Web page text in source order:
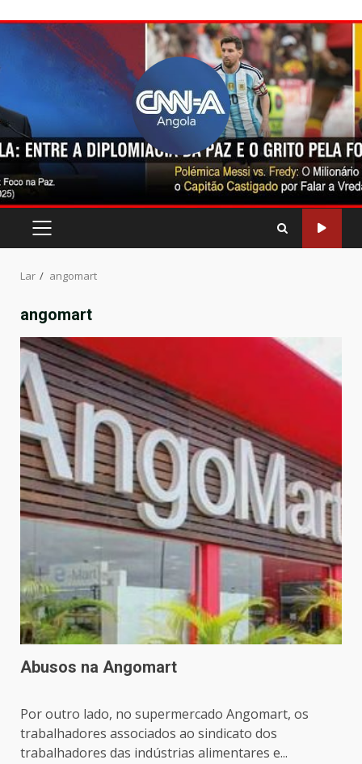
Pular
para
o
MENU
Lar angomart
angomart
Abusos na Angomart
Por outro lado, no supermercado Angomart, os
trabalhadores associados ao sindicato dos
trabalhadores das indústrias alimentares e...